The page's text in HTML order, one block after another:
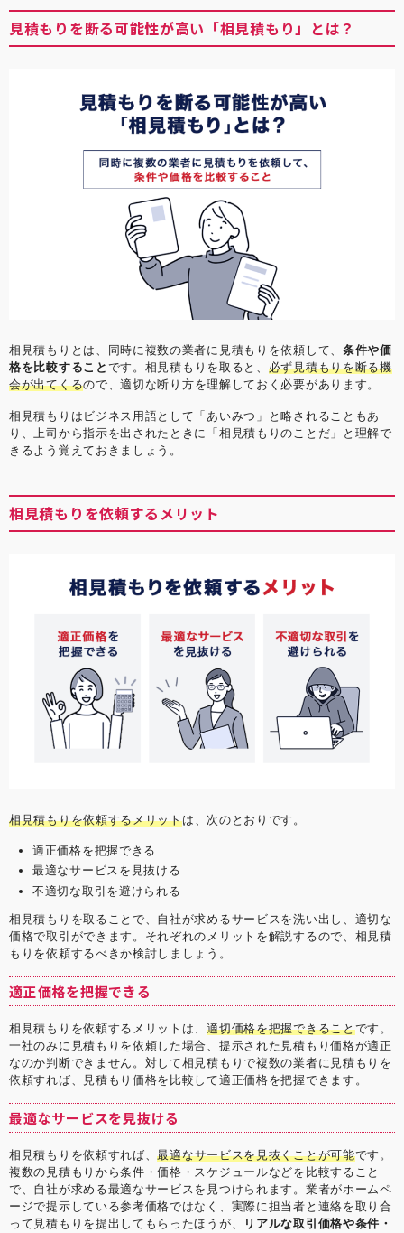
見積もりを断る可能性が高い「相見積もり」とは？
相見積もりとは、同時に複数の業者に見積もりを依頼して、 条件や価
格を比較すること です。相見積もりを取ると、 必ず見積もりを断る機
会が出てくるので、適切な断り方を理解しておく必要があります。
相見積もりはビジネス用語として「あいみつ」と略されることもあ
り、上司から指示を出されたときに「相見積もりのことだ」と理解で
きるよう覚えておきましょう。
相見積もりを依頼するメリット
相見積もりを依頼するメリットは、次のとおりです。
適正価格を把握できる
最適なサービスを見抜ける
不適切な取引を避けられる
相見積もりを取ることで、自社が求めるサービスを洗い出し、適切な
価格で取引ができます。それぞれのメリットを解説するので、相見積
もりを依頼するべきか検討しましょう。
適正価格を把握できる
相見積もりを依頼するメリットは、適切価格を把握できることです。
一社のみに見積もりを依頼した場合、提示された見積もり価格が適正
なのか判断できません。対して相見積もりで複数の業者に見積もりを
依頼すれば、見積もり価格を比較して適正価格を把握できます。
最適なサービスを見抜ける
相見積もりを依頼すれば、最適なサービスを見抜くことが可能です。
複数の見積もりから条件・価格・スケジュールなどを比較すること
で、自社が求める最適なサービスを見つけられます。業者がホームペ
ージで提示している参考価格ではなく、実際に担当者と連絡を取り合
って見積もりを提出してもらったほうが、
リアルな取引価格や条件・